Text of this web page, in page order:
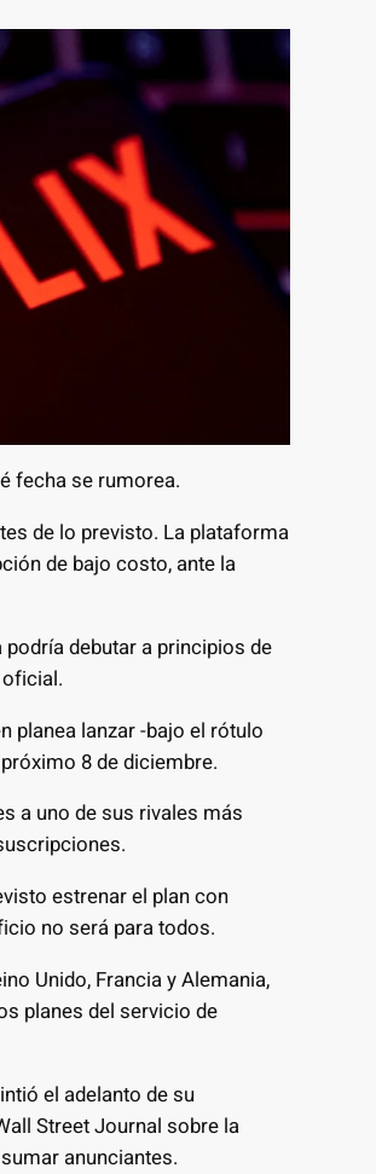
fecha se rumorea.
de lo previsto. La plataforma
de bajo costo, ante la
debutar a principios de
planea lanzar -bajo el rótulo
8 de diciembre.
a uno de sus rivales más
estrenar el plan con
no será para todos.
Unido, Francia y Alemania,
planes del servicio de
el adelanto de su
Street Journal sobre la
anunciantes.